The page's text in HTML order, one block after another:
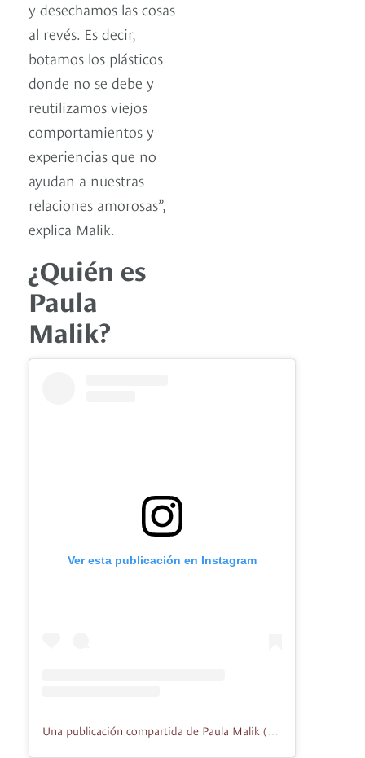
y desechamos las cosas
al revés. Es decir,
botamos los plásticos
donde no se debe y
reutilizamos viejos
comportamientos y
experiencias que no
ayudan a nuestras
relaciones amorosas”,
explica Malik.
¿Quién es
Paula
Malik?
Ver esta publicación en Instagram